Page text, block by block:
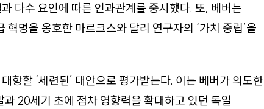
다수 요인에 따른 인과관계를 중시했다. 또, 베버는
혁명을 옹호한 마르크스와 달리 연구자의 ‘가치 중립’을
항할 ‘세련된’ 대안으로 평가받는다. 이는 베버가 의도한
20세기 초에 점차 영향력을 확대하고 있던 독일